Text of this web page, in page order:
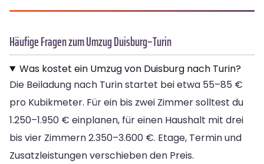
Häufige Fragen zum Umzug Duisburg–Turin
Was kostet ein Umzug von Duisburg nach Turin?
Die Beiladung nach Turin startet bei etwa 55–85 €
pro Kubikmeter. Für ein bis zwei Zimmer solltest du
1.250–1.950 € einplanen, für einen Haushalt mit drei
bis vier Zimmern 2.350–3.600 €. Etage, Termin und
Zusatzleistungen verschieben den Preis.